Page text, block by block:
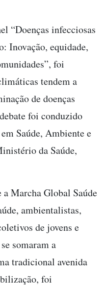
“Doenças infecciosas
Inovação, equidade,
foi
tendem a
de doenças
foi conduzido
Saúde, Ambiente e
da Saúde,
Marcha Global Saúde
ambientalistas,
de jovens e
somaram a
tradicional avenida
foi